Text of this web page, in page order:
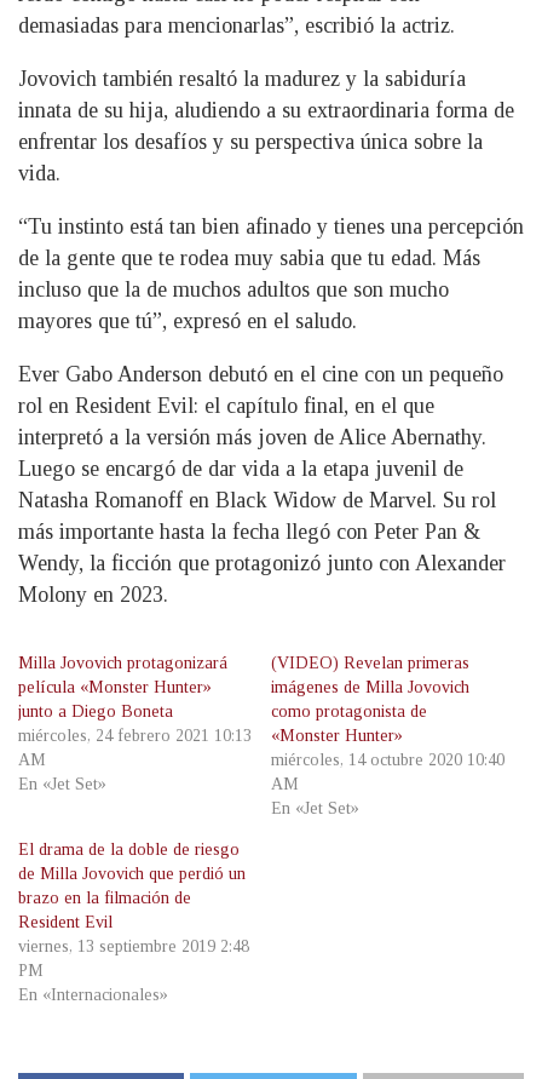
demasiadas para mencionarlas”, escribió la actriz.
Jovovich también resaltó la madurez y la sabiduría
innata de su hija, aludiendo a su extraordinaria forma de
enfrentar los desafíos y su perspectiva única sobre la
vida.
“Tu instinto está tan bien afinado y tienes una percepción
de la gente que te rodea muy sabia que tu edad. Más
incluso que la de muchos adultos que son mucho
mayores que tú”, expresó en el saludo.
Ever Gabo Anderson debutó en el cine con un pequeño
rol en Resident Evil: el capítulo final, en el que
interpretó a la versión más joven de Alice Abernathy.
Luego se encargó de dar vida a la etapa juvenil de
Natasha Romanoff en Black Widow de Marvel. Su rol
más importante hasta la fecha llegó con Peter Pan &
Wendy, la ficción que protagonizó junto con Alexander
Molony en 2023.
Milla Jovovich protagonizará
película «Monster Hunter»
junto a Diego Boneta
miércoles, 24 febrero 2021 10:13
AM
En «Jet Set»
(VIDEO) Revelan primeras
imágenes de Milla Jovovich
como protagonista de
«Monster Hunter»
miércoles, 14 octubre 2020 10:40
AM
En «Jet Set»
El drama de la doble de riesgo
de Milla Jovovich que perdió un
brazo en la filmación de
Resident Evil
viernes, 13 septiembre 2019 2:48
PM
En «Internacionales»